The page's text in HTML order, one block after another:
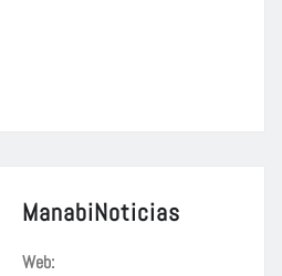
ManabiNoticias
Web: